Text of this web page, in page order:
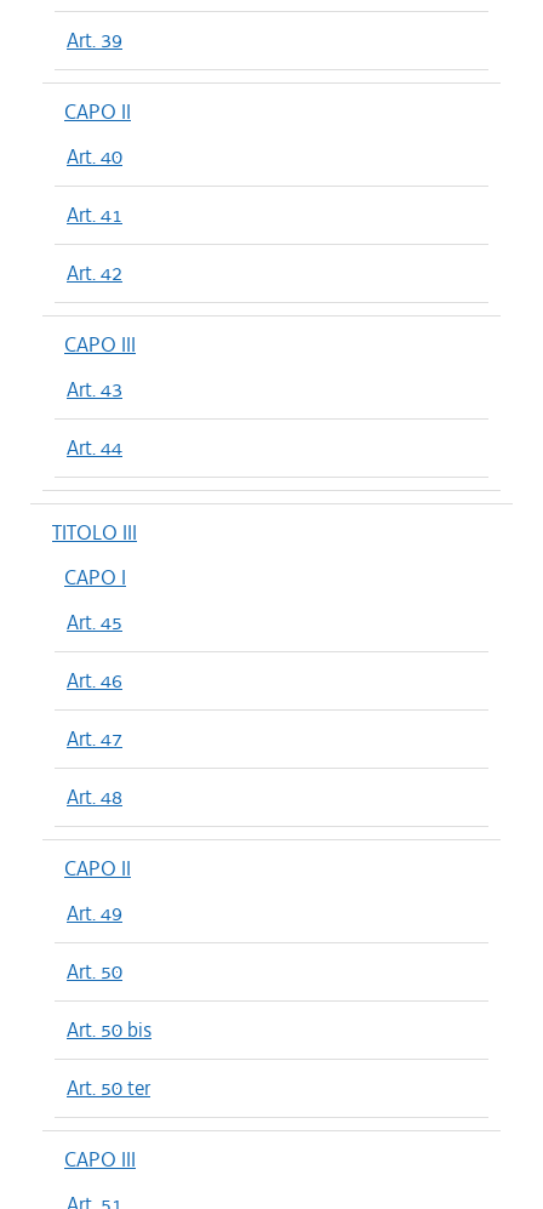
Art. 39
CAPO II
Art. 40
Art. 41
Art. 42
CAPO III
Art. 43
Art. 44
TITOLO III
CAPO I
Art. 45
Art. 46
Art. 47
Art. 48
CAPO II
Art. 49
Art. 50
Art. 50 bis
Art. 50 ter
CAPO III